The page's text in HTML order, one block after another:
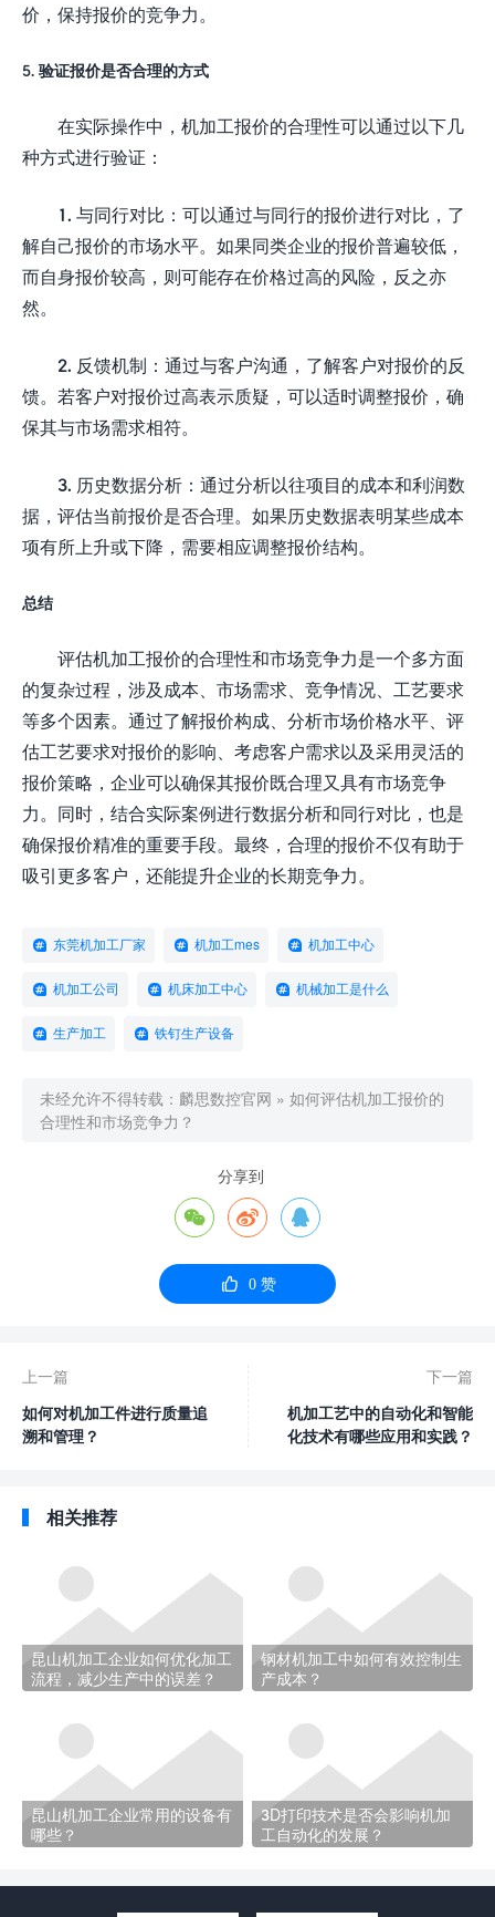
价，保持报价的竞争力。
5. 验证报价是否合理的方式
在实际操作中，机加工报价的合理性可以通过以下几
种方式进行验证：
1. 与同行对比：可以通过与同行的报价进行对比，了
解自己报价的市场水平。如果同类企业的报价普遍较低，
而自身报价较高，则可能存在价格过高的风险，反之亦
然。
2. 反馈机制：通过与客户沟通，了解客户对报价的反
馈。若客户对报价过高表示质疑，可以适时调整报价，确
保其与市场需求相符。
3. 历史数据分析：通过分析以往项目的成本和利润数
据，评估当前报价是否合理。如果历史数据表明某些成本
项有所上升或下降，需要相应调整报价结构。
总结
评估机加工报价的合理性和市场竞争力是一个多方面
的复杂过程，涉及成本、市场需求、竞争情况、工艺要求
等多个因素。通过了解报价构成、分析市场价格水平、评
估工艺要求对报价的影响、考虑客户需求以及采用灵活的
报价策略，企业可以确保其报价既合理又具有市场竞争
力。同时，结合实际案例进行数据分析和同行对比，也是
确保报价精准的重要手段。最终，合理的报价不仅有助于
吸引更多客户，还能提升企业的长期竞争力。
东莞机加工厂家 机加工mes 机加工中心
机加工公司 机床加工中心 机械加工是什么
生产加工 铁钉生产设备
未经允许不得转载： 麟思数控官网 » 如何评估机加工报价的
合理性和市场竞争力？
分享到
  
 0赞
上一篇
如何对机加工件进行质量追
溯和管理？
下一篇
机加工艺中的自动化和智能
化技术有哪些应用和实践？
相关推荐
昆山机加工企业如何优化加工
流程，减少生产中的误差？
钢材机加工中如何有效控制生
产成本？
昆山机加工企业常用的设备有
哪些？
3D打印技术是否会影响机加
工自动化的发展？